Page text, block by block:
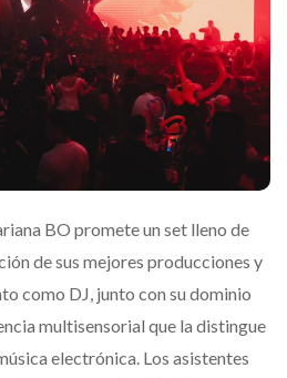
BO promete un set lleno de
de sus mejores producciones y
como DJ, junto con su dominio
multisensorial que la distingue
electrónica. Los asistentes